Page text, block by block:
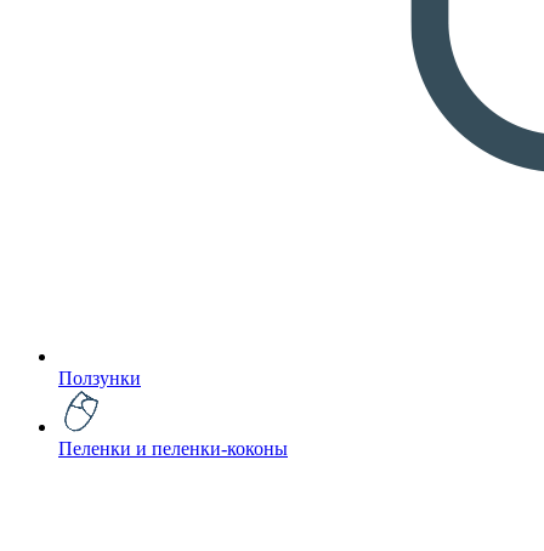
Ползунки
Пеленки и пеленки-коконы